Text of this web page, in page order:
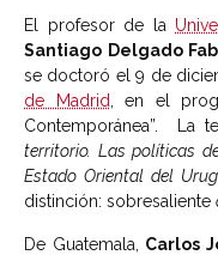
El profesor de la
Santiago Delgado
se doctoró el 9 de
de Madrid, en el
Contemporánea”. La
territorio. Las políticas
Estado Oriental del
distinción: sobresaliente
De Guatemala, Carlos